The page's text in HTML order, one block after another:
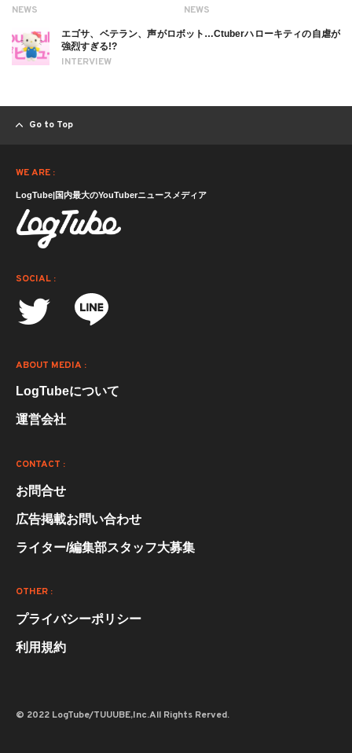
NEWS NEWS
INTERVIEW
エゴサ、ベテラン、声がロボット…Ctuberハローキティの自虐が
強烈すぎる!?
Go to Top
WE ARE :
LogTube|国内最大のYouTuberニュースメディア
SOCIAL :
ABOUT MEDIA :
LogTubeについて
運営会社
CONTACT :
お問合せ
広告掲載お問い合わせ
ライター/編集部スタッフ大募集
OTHER :
プライバシーポリシー
利用規約
© 2022 LogTube/TUUUBE,Inc.All Rights Rerved.